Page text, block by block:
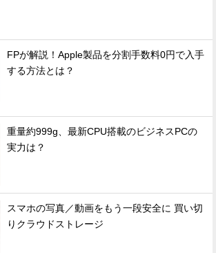
FPが解説！Apple製品を分割手数料0円で入手
する方法とは？
重量約999g、最新CPU搭載のビジネスPCの
実力は？
スマホの写真／動画をもう一段安全に 買い切
りクラウドストレージ